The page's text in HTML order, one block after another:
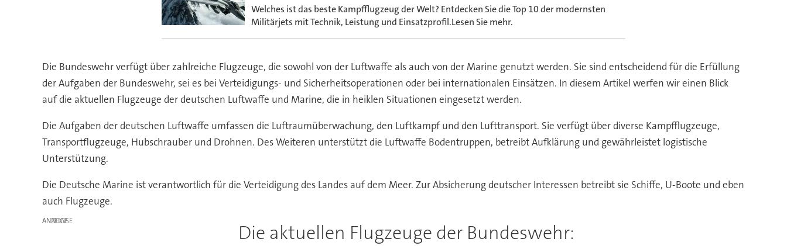
Welches ist das beste Kampfflugzeug der Welt? Entdecken Sie die Top 10 der modernsten
Militärjets mit Technik, Leistung und Einsatzprofil.Lesen Sie mehr.
Die Bundeswehr verfügt über zahlreiche Flugzeuge, die sowohl von der Luftwaffe als auch von der Marine genutzt werden. Sie sind entscheidend für die Erfüllung
der Aufgaben der Bundeswehr, sei es bei Verteidigungs- und Sicherheitsoperationen oder bei internationalen Einsätzen. In diesem Artikel werfen wir einen Blick
auf die aktuellen Flugzeuge der deutschen Luftwaffe und Marine, die in heiklen Situationen eingesetzt werden.
Die Aufgaben der deutschen Luftwaffe umfassen die Luftraumüberwachung, den Luftkampf und den Lufttransport. Sie verfügt über diverse Kampfflugzeuge,
Transportflugzeuge, Hubschrauber und Drohnen. Des Weiteren unterstützt die Luftwaffe Bodentruppen, betreibt Aufklärung und gewährleistet logistische
Unterstützung.
Die Deutsche Marine ist verantwortlich für die Verteidigung des Landes auf dem Meer. Zur Absicherung deutscher Interessen betreibt sie Schiffe, U-Boote und eben
auch Flugzeuge.
ANZEIGE Die aktuellen Flugzeuge der Bundeswehr: